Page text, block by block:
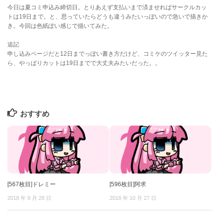
今日は夏コミ申込み締切日。とりあえず支払いまで済ませればサークルカッ
トは19日まで。と、思っていたらどうも違うみたいっぽいので急いで描きか
き。今回は色紙ぽい感じで描いてみた。
追記
申し込みページだと12日までっぽい書き方だけど、コミケのツイッター見た
ら、やっぱりカットは19日までで大丈夫みたいだった。。
おすすめ
[567枚目]ドレミー
2018 年 9 月 28 日
[596枚目]阿求
2018 年 10 月 27 日